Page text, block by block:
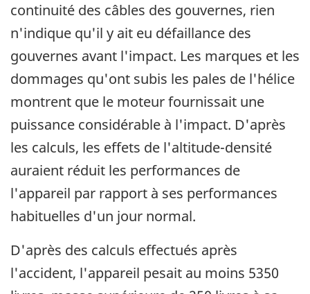
continuité des câbles des gouvernes, rien
n'indique qu'il y ait eu défaillance des
gouvernes avant l'impact. Les marques et les
dommages qu'ont subis les pales de l'hélice
montrent que le moteur fournissait une
puissance considérable à l'impact. D'après
les calculs, les effets de l'altitude-densité
auraient réduit les performances de
l'appareil par rapport à ses performances
habituelles d'un jour normal.
D'après des calculs effectués après
l'accident, l'appareil pesait au moins 5350